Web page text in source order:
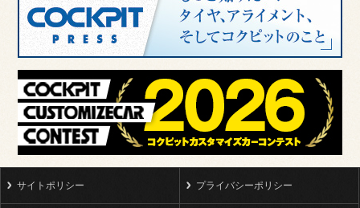
サイトポリシー プライバシーポリシー